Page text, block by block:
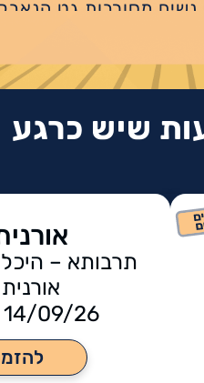
מסורבות גט
שיש כרגע
תרבותא –
אורנית
14/09/26